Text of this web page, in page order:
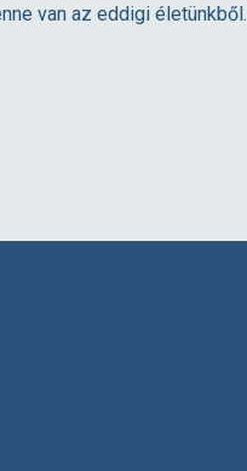
van az eddigi életünkből.